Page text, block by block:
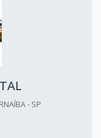
- SP